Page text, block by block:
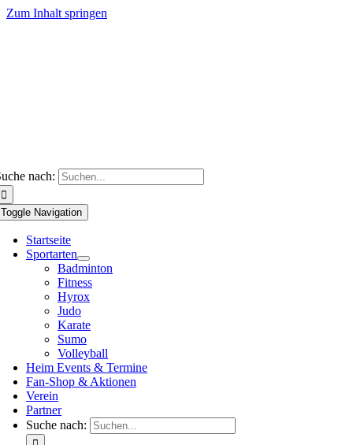
Zum Inhalt springen
nach:
Toggle Navigation
Startseite
Sportarten
Badminton
Fitness
Hyrox
Judo
Karate
Sumo
Volleyball
Heim Events & Termine
Fan-Shop & Aktionen
Verein
Partner
Suche nach: